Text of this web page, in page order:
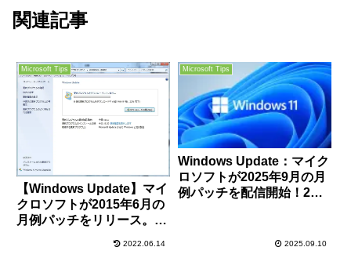
関連記事
Microsoft Tips
【Windows Update】マイ
クロソフトが2015年6月の
月例パッチをリリース。今
2022.06.14
Microsoft Tips
Windows Update：マイク
ロソフトが2025年9月の月
例パッチを配信開始！2件
2025.09.10